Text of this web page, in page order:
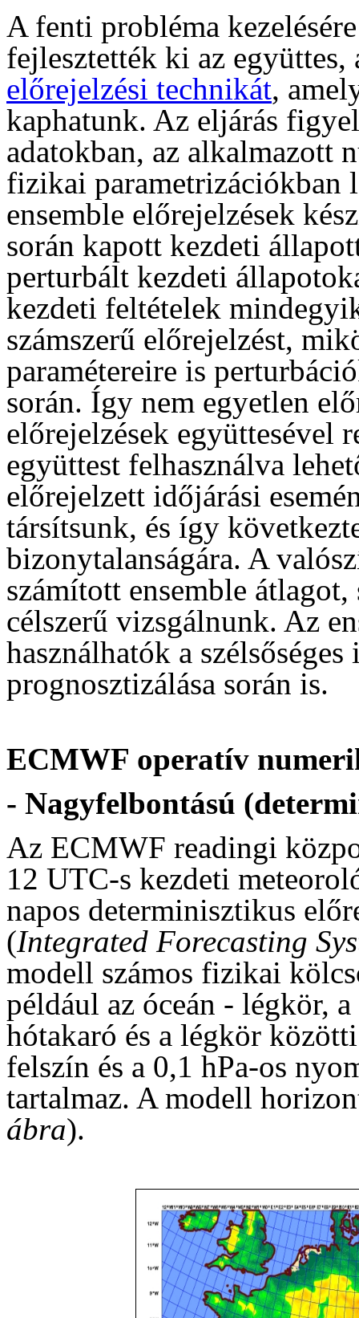
A fenti probléma
fejlesztették ki az
előrejelzési technikát,
kaphatunk. Az eljárás
adatokban, az alkalmazott
fizikai parametrizációkban
ensemble előrejelzések
során kapott kezdeti
perturbált kezdeti
kezdeti feltételek
számszerű előrejelzést,
paramétereire is
során. Így nem egyetlen
előrejelzések együttesével
együttest felhasználva
előrejelzett időjárási
társítsunk, és így
bizonytalanságára. A
számított ensemble
célszerű vizsgálnunk. Az
használhatók a
prognosztizálása során is.
ECMWF operatív
- Nagyfelbontású
Az ECMWF readingi
12 UTC-s kezdeti
napos determinisztikus
(Integrated Forecasting
modell számos fizikai
például az óceán - légkör,
hótakaró és a légkör
felszín és a 0,1 hPa-os
tartalmaz. A modell
ábra).